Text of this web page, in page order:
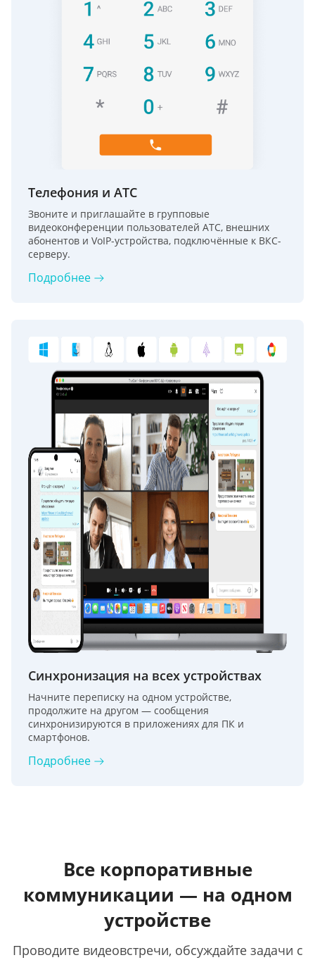
Телефония и АТС
Звоните и приглашайте в групповые
видеоконференции пользователей АТС, внешних
абонентов и VoIP-устройства, подключённые к ВКС-
серверу.
Подробнее
Синхронизация на всех устройствах
Начните переписку на одном устройстве,
продолжите на другом — сообщения
синхронизируются в приложениях для ПК и
смартфонов.
Подробнее
Все корпоративные
коммуникации — на одном
устройстве
Проводите видеовстречи, обсуждайте задачи с